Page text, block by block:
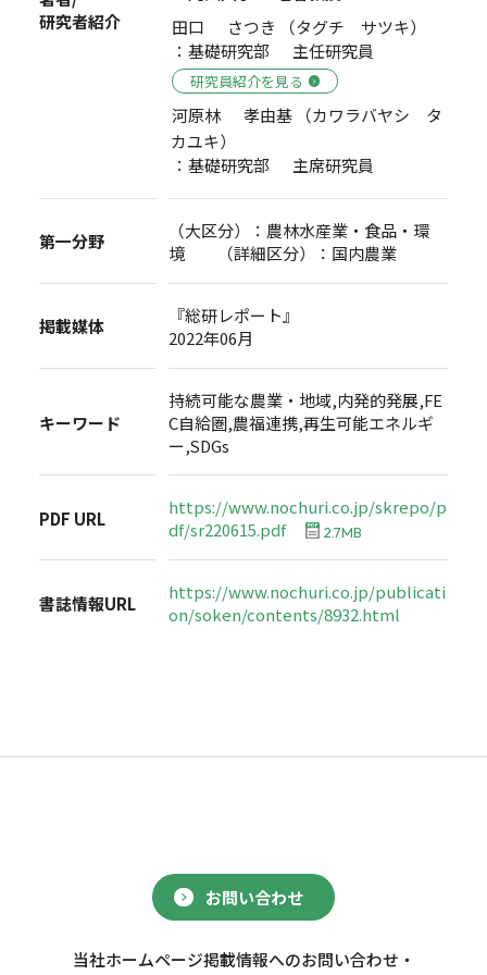
研究者紹介
田口 さつき （タグチ サツキ）
：基礎研究部 主任研究員
研究員紹介を見る
河原林 孝由基 （カワラバヤシ タ
カユキ）
：基礎研究部 主席研究員
第一分野
（大区分）：農林水産業・食品・環
境 （詳細区分）：国内農業
掲載媒体
『総研レポート』
2022年06月
キーワード
持続可能な農業・地域,内発的発展,FE
C自給圏,農福連携,再生可能エネルギ
ー,SDGs
PDF URL
https://www.nochuri.co.jp/skrepo/p
df/sr220615.pdf
2.7MB
書誌情報URL
https://www.nochuri.co.jp/publicati
on/soken/contents/8932.html
お問い合わせ
当社ホームページ掲載情報へのお問い合わせ・